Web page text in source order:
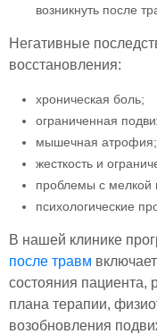
возникнуть после
Негативные
восстановления:
хроническая боль;
ограниченная
мышечная атрофия;
жесткость и
проблемы с мелкой
психологические
В нашей клинике
после травм
состояния пациента,
плана терапии,
возобновления